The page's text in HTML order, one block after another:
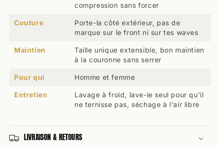
compression sans forcer
Couture
Porte-la côté extérieur, pas de
marque sur le front ni sur tes waves
Maintien
Taille unique extensible, bon maintien
à la couronne sans serrer
Pour qui Homme et femme
Entretien
Lavage à froid, lave-le seul pour qu'il
ne ternisse pas, séchage à l'air libre
LIVRAISON & RETOURS